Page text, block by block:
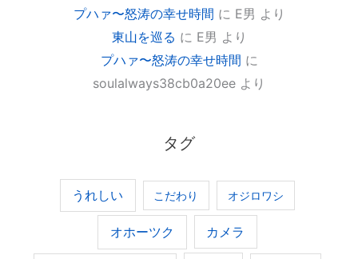
プハァ〜怒涛の幸せ時間 に E男 より
東山を巡る に E男 より
プハァ〜怒涛の幸せ時間 に
soulalways38cb0a20ee より
タグ
うれしい こだわり オジロワシ
オホーツク カメラ